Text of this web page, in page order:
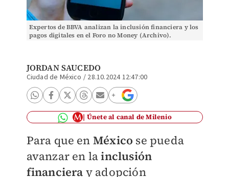
Expertos de BBVA analizan la inclusión financiera y los
pagos digitales en el Foro no Money (Archivo).
JORDAN SAUCEDO
Ciudad de México / 28.10.2024 12:47:00
Únete al canal de Milenio
Para que en México se pueda
avanzar en lainclusión
financiera y adopción